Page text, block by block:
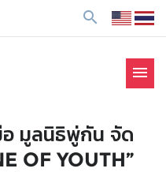
search
menu
มูลนิธิพู่กัน จัด
OF YOUTH”